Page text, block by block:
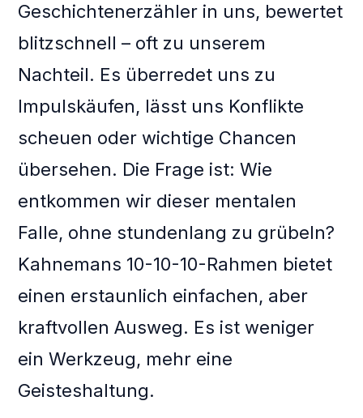
Geschichtenerzähler in uns, bewertet
blitzschnell – oft zu unserem
Nachteil. Es überredet uns zu
Impulskäufen, lässt uns Konflikte
scheuen oder wichtige Chancen
übersehen. Die Frage ist: Wie
entkommen wir dieser mentalen
Falle, ohne stundenlang zu grübeln?
Kahnemans 10-10-10-Rahmen bietet
einen erstaunlich einfachen, aber
kraftvollen Ausweg. Es ist weniger
ein Werkzeug, mehr eine
Geisteshaltung.